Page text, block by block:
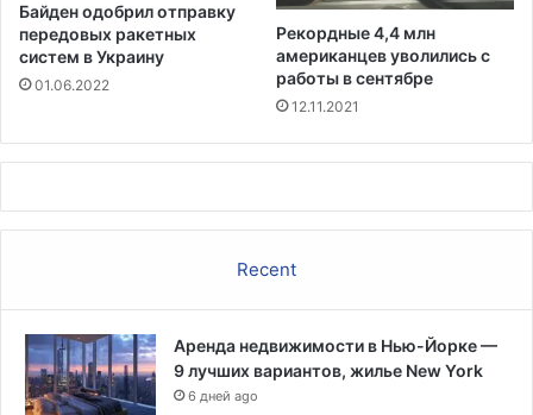
Байден одобрил отправку
передовых ракетных
систем в Украину
01.06.2022
Рекордные 4,4 млн
американцев уволились с
работы в сентябре
12.11.2021
Recent
Аренда недвижимости в Нью-Йорке —
9 лучших вариантов, жилье New York
6 дней ago